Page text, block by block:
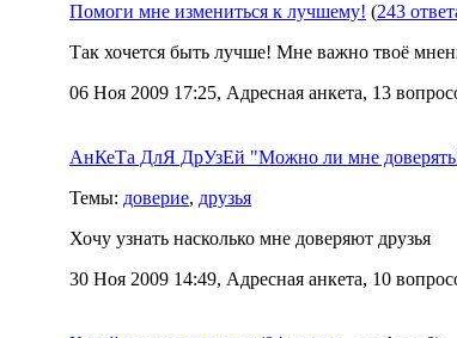
Помоги мне измениться к лучшему! (243
Так хочется быть лучше! Мне важно твоё
06 Ноя 2009 17:25, Адресная анкета, 13
АнКеТа ДлЯ ДрУзЕй "Можно ли мне
Темы: доверие, друзья
Хочу узнать насколько мне доверяют друзья
30 Ноя 2009 14:49, Адресная анкета, 10